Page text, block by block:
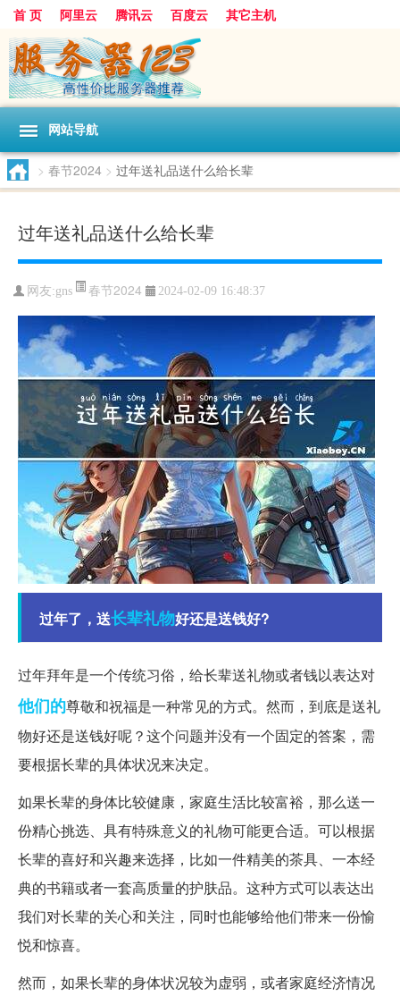
首 页 阿里云 腾讯云 百度云 其它主机
网站导航
> 春节2024 > 过年送礼品送什么给长辈
过年送礼品送什么给长辈
网友:gns 春节2024 2024-02-09 16:48:37
过年了，送长辈礼物好还是送钱好?
过年拜年是一个传统习俗，给长辈送礼物或者钱以表达对
他们的尊敬和祝福是一种常见的方式。然而，到底是送礼
物好还是送钱好呢？这个问题并没有一个固定的答案，需
要根据长辈的具体状况来决定。
如果长辈的身体比较健康，家庭生活比较富裕，那么送一
份精心挑选、具有特殊意义的礼物可能更合适。可以根据
长辈的喜好和兴趣来选择，比如一件精美的茶具、一本经
典的书籍或者一套高质量的护肤品。这种方式可以表达出
我们对长辈的关心和关注，同时也能够给他们带来一份愉
悦和惊喜。
然而，如果长辈的身体状况较为虚弱，或者家庭经济情况